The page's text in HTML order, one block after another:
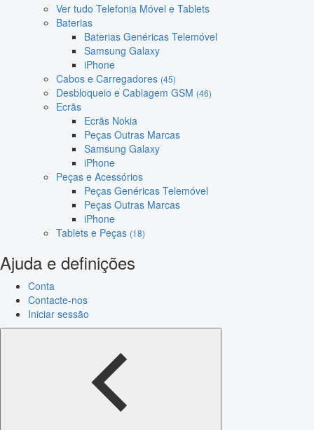
Ver tudo Telefonia Móvel e Tablets
Baterias
Baterias Genéricas Telemóvel
Samsung Galaxy
iPhone
Cabos e Carregadores (45)
Desbloqueio e Cablagem GSM (46)
Ecrãs
Ecrãs Nokia
Peças Outras Marcas
Samsung Galaxy
iPhone
Peças e Acessórios
Peças Genéricas Telemóvel
Peças Outras Marcas
iPhone
Tablets e Peças (18)
Ajuda e definições
Conta
Contacte-nos
Iniciar sessão